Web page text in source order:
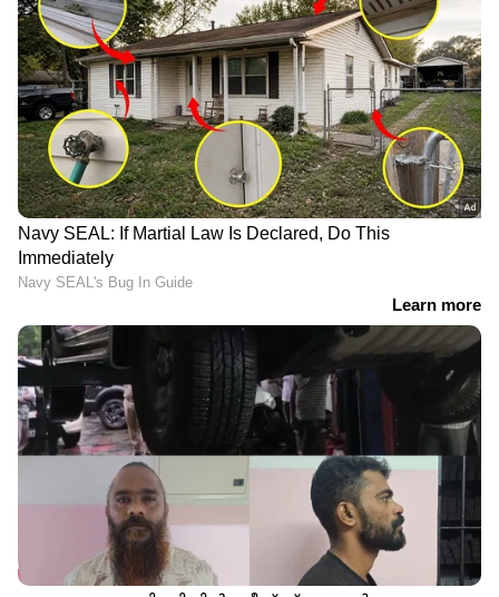
LATEST VIDEOS